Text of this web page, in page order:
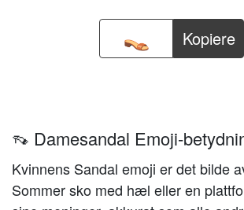
Kopiere
👡 Damesandal Emoji-
Kvinnens Sandal emoji er det bilde
Sommer sko med hæl eller en